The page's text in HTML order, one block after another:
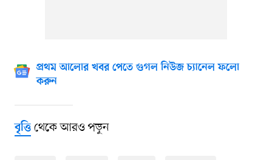
প্রথম আলোর খবর পেতে গুগল নিউজ চ্যানেল ফলো
করুন
বৃত্তিথেকে আরও পড়ুন